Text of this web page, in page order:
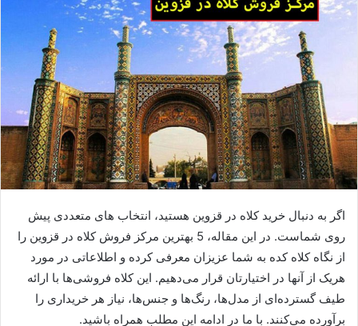
اگر به دنبال خرید کلاه در قزوین هستید، انتخاب های متعددی پیش
روی شماست. در این مقاله، 5 بهترین مرکز فروش کلاه در قزوین را
از نگاه کلاه کده به شما عزیزان معرفی کرده و اطلاعاتی در مورد
هریک از آن‏ها در اختیارتان قرار می‌دهیم. این کلاه فروشی‌ها با ارائه
طیف گسترده‌ای از مدل‌ها، رنگ‌ها و جنس‌ها، نیاز هر خریداری را
برآورده می‌کنند. با ما در ادامه‌ این مطلب همراه باشید.